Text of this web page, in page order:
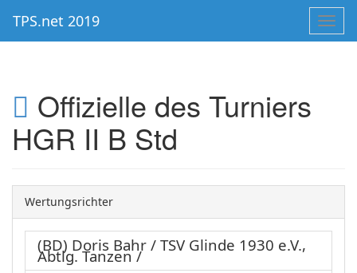
TPS.net 2019
Offizielle des Turniers
HGR II B Std
Wertungsrichter
(BD) Doris Bahr / TSV Glinde 1930 e.V.,
Abtlg. Tanzen /